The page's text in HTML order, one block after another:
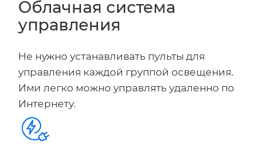
Облачная система
управления
Не нужно устанавливать пульты для
управления каждой группой освещения.
Ими легко можно управлять удаленно по
Интернету.